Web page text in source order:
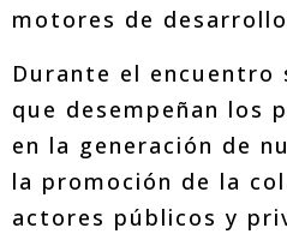
motores de
Durante el encuentro
que desempeñan los
en la generación de
la promoción de la
actores públicos y